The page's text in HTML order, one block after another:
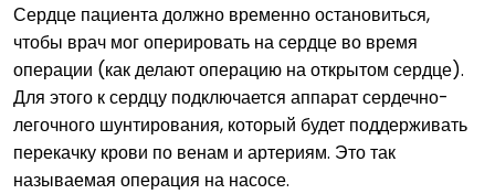
Сердце пациента должно временно остановиться,
чтобы врач мог оперировать на сердце во время
операции (как делают операцию на открытом сердце).
Для этого к сердцу подключается аппарат сердечно-
легочного шунтирования, который будет поддерживать
перекачку крови по венам и артериям. Это так
называемая операция на насосе.